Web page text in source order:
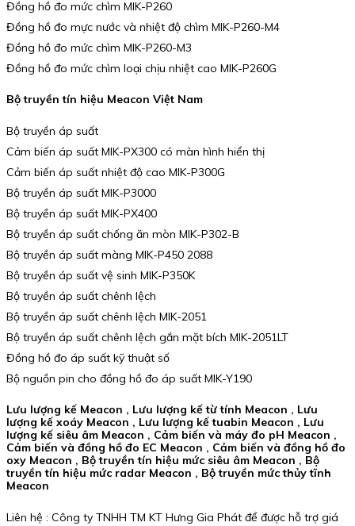
Đồng hồ đo mức chìm MIK-P260
Đồng hồ đo mực nước và nhiệt độ chìm MIK-P260-M4
Đồng hồ đo mức chìm MIK-P260-M3
Đồng hồ đo mức chìm loại chịu nhiệt cao MIK-P260G
Bộ truyền tín hiệu Meacon Việt Nam
Bộ truyền áp suất
Cảm biến áp suất MIK-PX300 có màn hình hiển thị
Cảm biến áp suất nhiệt độ cao MIK-P300G
Bộ truyền áp suất MIK-P3000
Bộ truyền áp suất MIK-PX400
Bộ truyền áp suất chống ăn mòn MIK-P302-B
Bộ truyền áp suất màng MIK-P450 2088
Bộ truyền áp suất vệ sinh MIK-P350K
Bộ truyền áp suất chênh lệch
Bộ truyền áp suất chênh lệch MIK-2051
Bộ truyền áp suất chênh lệch gắn mặt bích MIK-2051LT
Đồng hồ đo áp suất kỹ thuật số
Bộ nguồn pin cho đồng hồ đo áp suất MIK-Y190
Lưu lượng kế Meacon , Lưu lượng kế từ tính Meacon , Lưu
lượng kế xoáy Meacon , Lưu lượng kế tuabin Meacon , Lưu
lượng kế siêu âm Meacon , Cảm biến và máy đo pH Meacon ,
Cảm biến và đồng hồ đo EC Meacon , Cảm biến và đồng hồ đo
oxy Meacon , Bộ truyền tín hiệu mức siêu âm Meacon , Bộ
truyền tín hiệu mức radar Meacon , Bộ truyền mức thủy tĩnh
Meacon
Liên hệ : Công ty TNHH TM KT Hưng Gia Phát để được hỗ trợ giá